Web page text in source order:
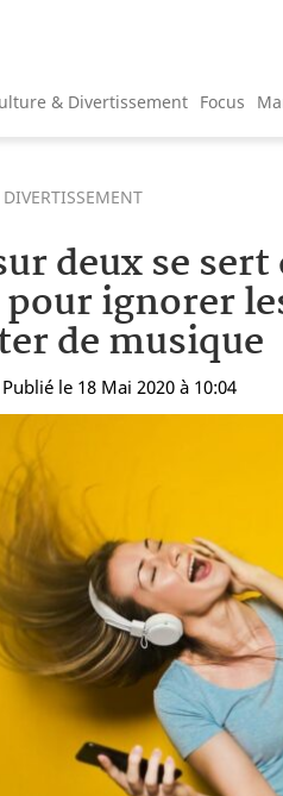
& Divertissement Focus
deux se sert
ignorer
de musique
le 18 Mai 2020 à 10:04